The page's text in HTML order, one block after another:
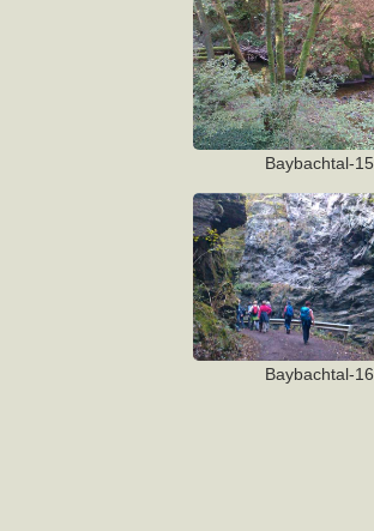
Baybachtal-15
Baybachtal-16